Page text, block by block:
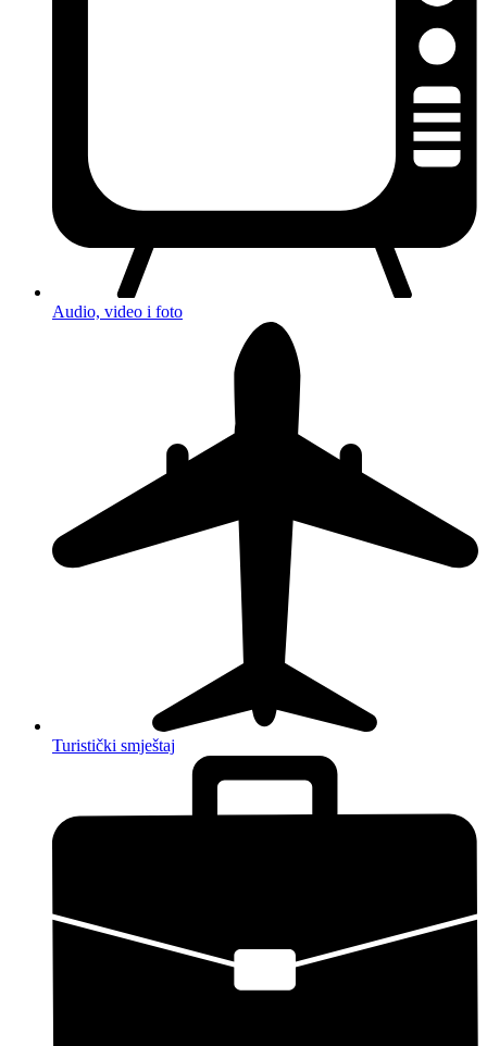
Audio, video i foto
Turistički smještaj